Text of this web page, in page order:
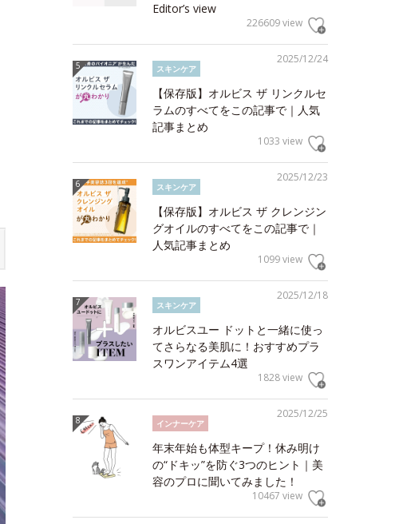
Editor’s view
226609 view
2025/12/24
スキンケア
【保存版】オルビス ザ リンクルセ
ラムのすべてをこの記事で｜人気
記事まとめ
1033 view
2025/12/23
スキンケア
【保存版】オルビス ザ クレンジン
グオイルのすべてをこの記事で｜
人気記事まとめ
1099 view
2025/12/18
スキンケア
オルビスユー ドットと一緒に使っ
てさらなる美肌に！おすすめプラ
スワンアイテム4選
1828 view
2025/12/25
インナーケア
年末年始も体型キープ！休み明け
の“ドキッ”を防ぐ3つのヒント｜美
容のプロに聞いてみました！
10467 view